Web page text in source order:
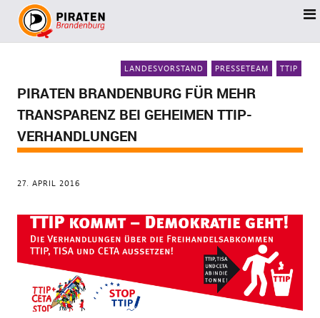
LANDESVORSTAND PRESSETEAM TTIP
PIRATEN BRANDENBURG FÜR MEHR
TRANSPARENZ BEI GEHEIMEN TTIP-
VERHANDLUNGEN
27. APRIL 2016